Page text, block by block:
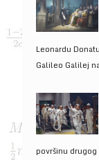
Leonardu
Galileo Galilej
površinu